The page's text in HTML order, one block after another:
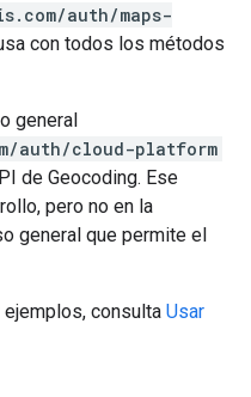
auth/maps-
con todos los métodos
general
auth/cloud-platform
de Geocoding. Ese
pero no en la
general que permite el
consulta Usar